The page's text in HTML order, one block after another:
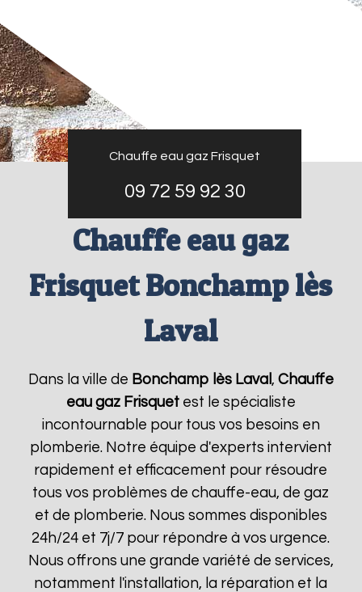
Chauffe eau gaz Frisquet
09 72 59 92 30
Chauffe eau gaz
Frisquet Bonchamp lès
Laval
Dans la ville de Bonchamp lès Laval , Chauffe
eau gaz Frisquetest le spécialiste
incontournable pour tous vos besoins en
plomberie. Notre équipe d'experts intervient
rapidement et efficacement pour résoudre
tous vos problèmes de chauffe-eau, de gaz
et de plomberie. Nous sommes disponibles
24h/24 et 7j/7 pour répondre à vos urgence.
Nous offrons une grande variété de services,
notamment l'installation, la réparation et la